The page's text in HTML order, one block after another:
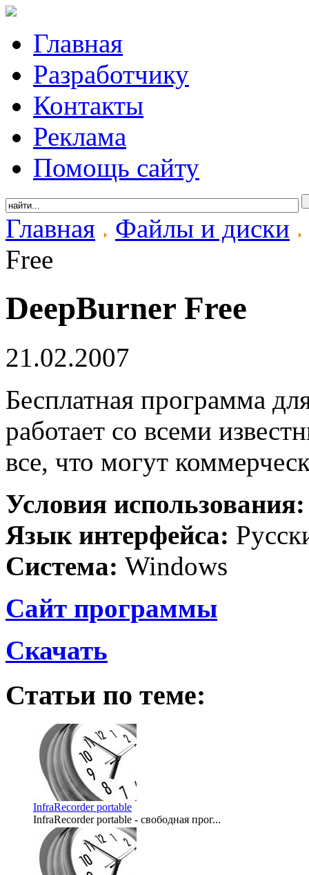
Главная
Разработчику
Контакты
Реклама
Помощь сайту
Главная
Файлы и диски
Free
DeepBurner Free
21.02.2007
Бесплатная программа
работает со всеми
все, что могут
Условия
Язык интерфейса:
Система: Windows
Сайт программы
Скачать
Статьи по теме:
InfraRecorder portable
InfraRecorder portable - свободная прог...
2009-02-24